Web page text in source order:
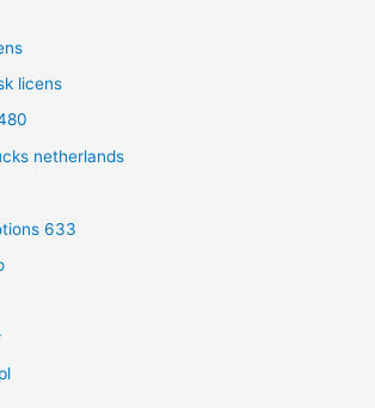
licens
netherlands
633